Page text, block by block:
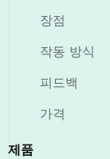
장점
작동 방식
피드백
가격
제품